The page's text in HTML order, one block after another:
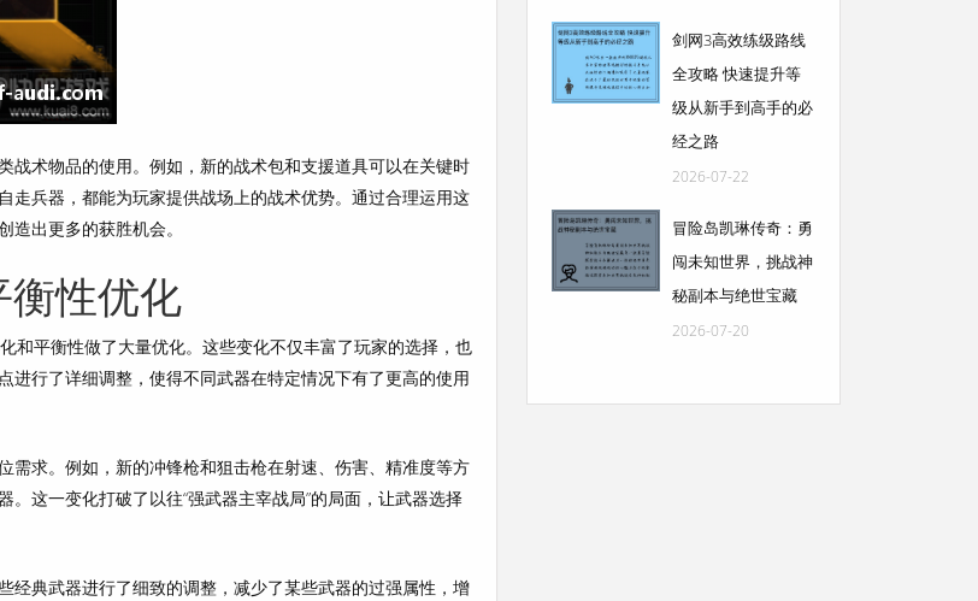
术物品的使用。例如，新的战术包和支援道具可以在关键时
兵器，都能为玩家提供战场上的战术优势。通过合理运用这
出更多的获胜机会。
性优化
和平衡性做了大量优化。这些变化不仅丰富了玩家的选择，也
行了详细调整，使得不同武器在特定情况下有了更高的使用
求。例如，新的冲锋枪和狙击枪在射速、伤害、精准度等方
这一变化打破了以往“强武器主宰战局”的局面，让武器选择
经典武器进行了细致的调整，减少了某些武器的过强属性，增
剑网3高效练级路线
全攻略 快速提升等
级从新手到高手的必
经之路
2026-07-22
冒险岛凯琳传奇：勇
闯未知世界，挑战神
秘副本与绝世宝藏
2026-07-20